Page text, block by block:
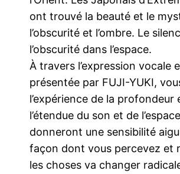
ont trouvé la beauté et le
l’obscurité et l’ombre. Le
l’obscurité dans l’espace.
À travers l’expression vocale
présentée par FUJI-YUKI,
l’expérience de la profondeur
l’étendue du son et de
donneront une sensibilité
façon dont vous percevez et
les choses va changer